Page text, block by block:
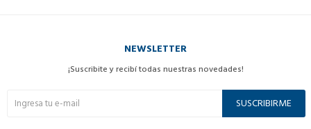
NEWSLETTER
¡Suscribite y recibí todas nuestras novedades!
SUSCRIBIRME